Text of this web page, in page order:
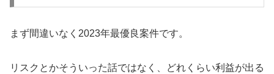
まず間違いなく2023年最優良案件です。
リスクとかそういった話ではなく、どれくらい利益が出る